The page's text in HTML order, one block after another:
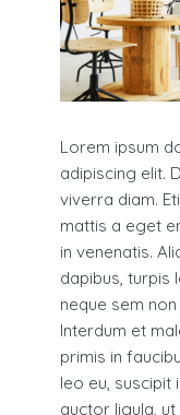
Lorem ipsum
adipiscing elit.
viverra diam.
mattis a eget
in venenatis.
dapibus, turpis
neque sem
Interdum et
primis in
leo eu, suscipit
auctor ligula,